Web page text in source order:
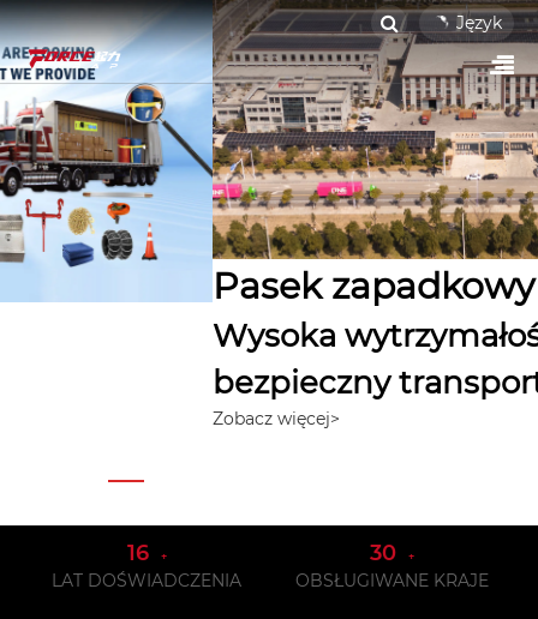
Język
Pasek zapadkowy
Wysoka wytrzymałość zapewnia
bezpieczny transport ładunku
16 +
LAT DOŚWIADCZENIA
30 +
OBSŁUGIWANE KRAJE